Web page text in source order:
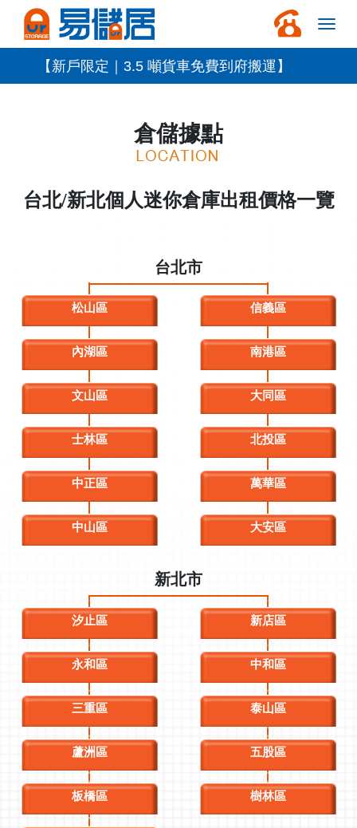
【新戶限定｜3.5 噸貨車免費到府搬運】
倉儲據點
台北/新北個人迷你倉庫出租價格一覽
台北市
松山區 信義區
內湖區 南港區
文山區 大同區
士林區 北投區
中正區 萬華區
中山區 大安區
新北市
汐止區 新店區
永和區 中和區
三重區 泰山區
蘆洲區 五股區
板橋區 樹林區